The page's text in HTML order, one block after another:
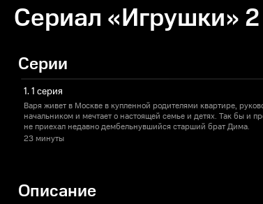
Сериал «Игрушки» 2
Серии
1. 1 серия
Варя живет в Москве в купленной родителями квартире,
начальником и мечтает о настоящей семье и детях. Так бы и
не приехал недавно дембельнувшийся старший брат Дима.
23 минуты
Описание